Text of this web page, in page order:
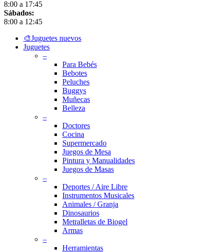
8:00 a 17:45
Sábados:
8:00 a 12:45
Close
Menu
🎨Juguetes nuevos
Juguetes
–
Para Bebés
Bebotes
Peluches
Buggys
Muñecas
Belleza
–
Doctores
Cocina
Supermercado
Juegos de Mesa
Pintura y Manualidades
Juegos de Masas
–
Deportes / Aire Libre
Instrumentos Musicales
Animales / Granja
Dinosaurios
Metralletas de Biogel
Armas
–
Herramientas